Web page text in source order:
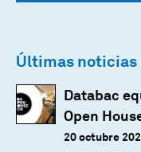
Últimas noticias
Databac
Open
20 octubre